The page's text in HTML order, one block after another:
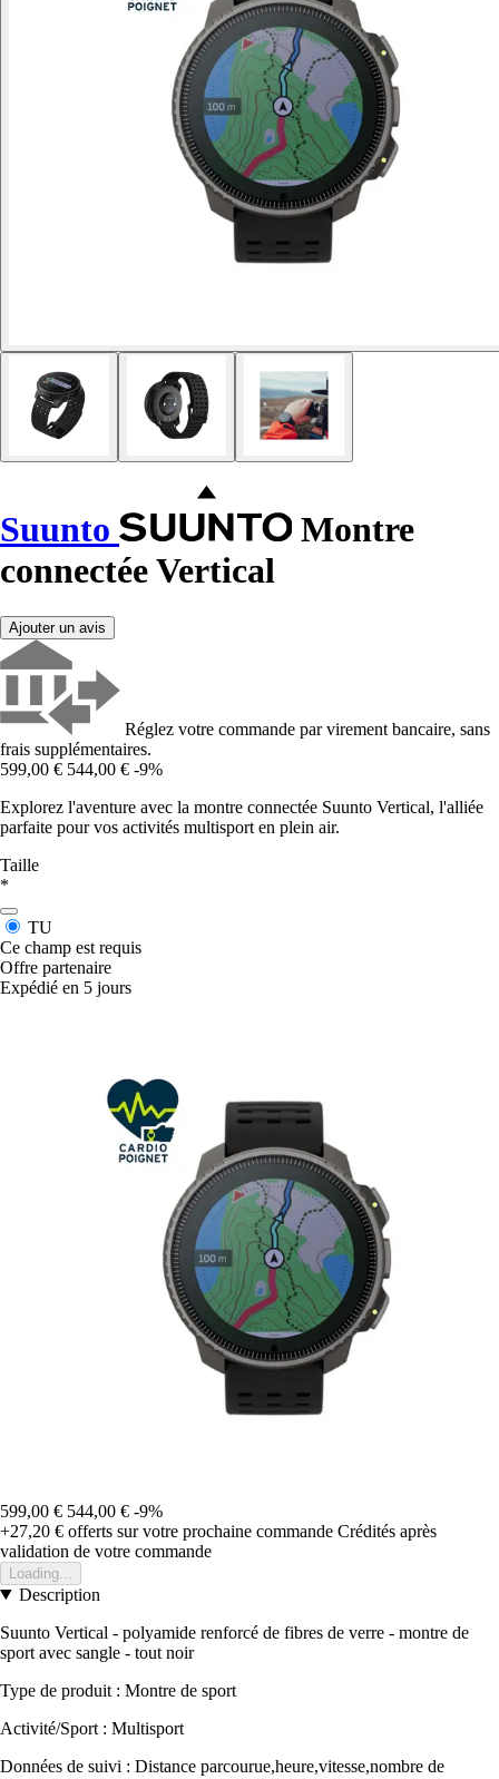
Suunto
Montre
connectée Vertical
Ajouter un avis
Réglez votre commande par virement bancaire, sans
frais supplémentaires.
599,00 € 544,00 € -9%
Explorez l'aventure avec la montre connectée Suunto Vertical, l'alliée
parfaite pour vos activités multisport en plein air.
Taille
*
TU
Ce champ est requis
Offre partenaire
Expédié en 5 jours
599,00 € 544,00 € -9%
+27,20 € offerts sur votre prochaine commande Crédités après
validation de votre commande
Loading...
Description
Suunto Vertical - polyamide renforcé de fibres de verre - montre de
sport avec sangle - tout noir
Type de produit : Montre de sport
Activité/Sport : Multisport
Données de suivi : Distance parcourue,heure,vitesse,nombre de